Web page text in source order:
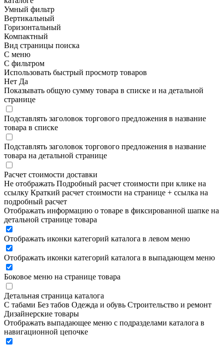
Умный фильтр
Вертикальный
Горизонтальный
Компактный
Вид страницы поиска
С меню
С фильтром
Использовать быстрый просмотр товаров
Нет Да
Показывать общую сумму товара в списке и на детальной
странице
Подставлять заголовок торгового предложения в название
товара в списке
Подставлять заголовок торгового предложения в название
товара на детальной странице
Расчет стоимости доставки
Не отображать Подробный расчет стоимости при клике на
ссылку Краткий расчет стоимости на странице + ссылка на
подробный расчет
Отображать информацию о товаре в фиксированной шапке на
детальной странице товара
Отображать иконки категорий каталога в левом меню
Отображать иконки категорий каталога в выпадающем меню
Боковое меню на странице товара
Детальная страница каталога
С табами Без табов Одежда и обувь Строительство и ремонт
Дизайнерские товары
Отображать выпадающее меню с подразделами каталога в
навигационной цепочке